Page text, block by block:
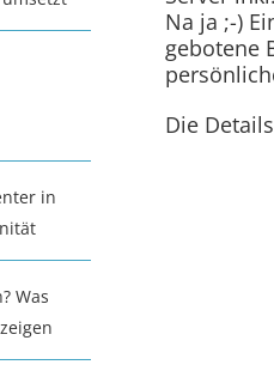
in
Was
Na ja ;-)
gebotene
Die